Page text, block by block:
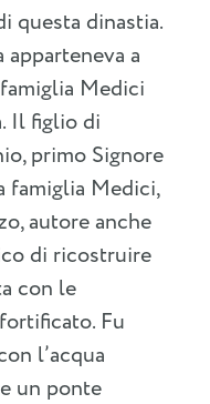
questa dinastia.
a
Medici
Il figlio di
primo Signore
famiglia Medici,
autore anche
di ricostruire
con le
Fu
l’acqua
un ponte